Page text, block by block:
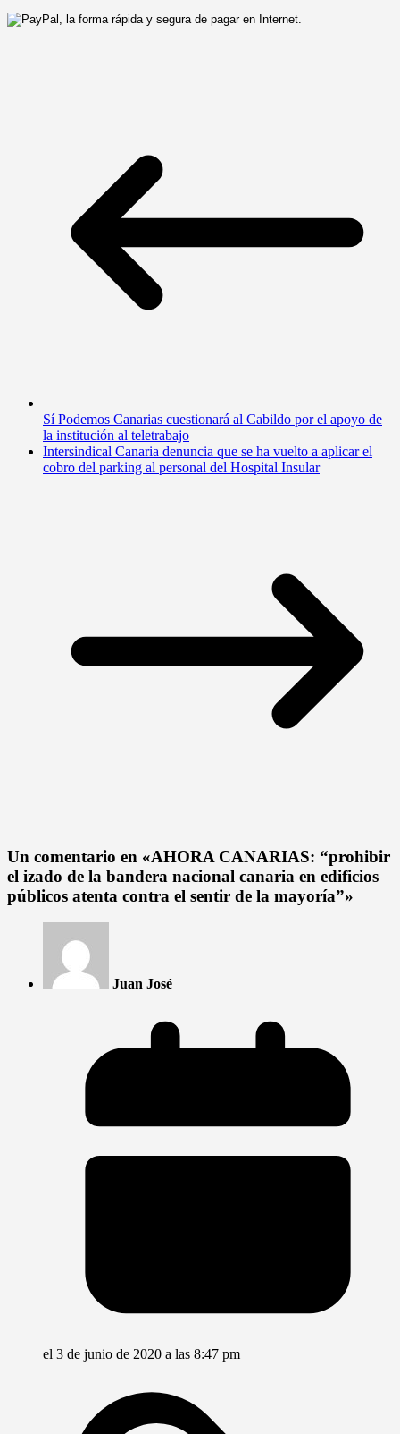
Sí Podemos Canarias cuestionará al Cabildo por el apoyo de
la institución al teletrabajo
Intersindical Canaria denuncia que se ha vuelto a aplicar el
cobro del parking al personal del Hospital Insular
Un comentario en «AHORA CANARIAS: “prohibir
el izado de la bandera nacional canaria en edificios
públicos atenta contra el sentir de la mayoría”»
Juan José
el 3 de junio de 2020 a las 8:47 pm